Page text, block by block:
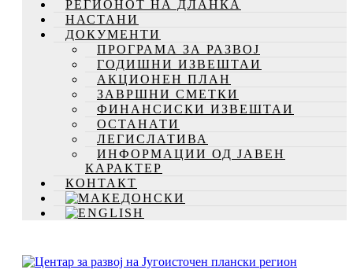
РЕГИОНОТ НА ДЛАНКА
НАСТАНИ
ДОКУМЕНТИ
ПРОГРАМА ЗА РАЗВОЈ
ГОДИШНИ ИЗВЕШТАИ
АКЦИОНЕН ПЛАН
ЗАВРШНИ СМЕТКИ
ФИНАНСИСКИ ИЗВЕШТАИ
ОСТАНАТИ
ЛЕГИСЛАТИВА
ИНФОРМАЦИИ ОД ЈАВЕН
КАРАКТЕР
КОНТАКТ